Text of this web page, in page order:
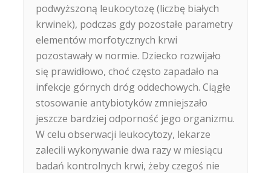
podwyższoną leukocytozę (liczbę białych
krwinek), podczas gdy pozostałe parametry
elementów morfotycznych krwi
pozostawały w normie. Dziecko rozwijało
się prawidłowo, choć często zapadało na
infekcje górnych dróg oddechowych. Ciągłe
stosowanie antybiotyków zmniejszało
jeszcze bardziej odporność jego organizmu.
W celu obserwacji leukocytozy, lekarze
zalecili wykonywanie dwa razy w miesiącu
badań kontrolnych krwi, żeby czegoś nie